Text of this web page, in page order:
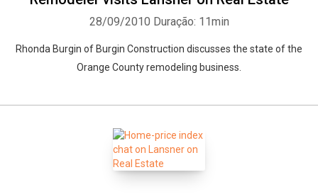
28/09/2010 Duração: 11min
Rhonda Burgin of Burgin Construction discusses the state of the
Orange County remodeling business.